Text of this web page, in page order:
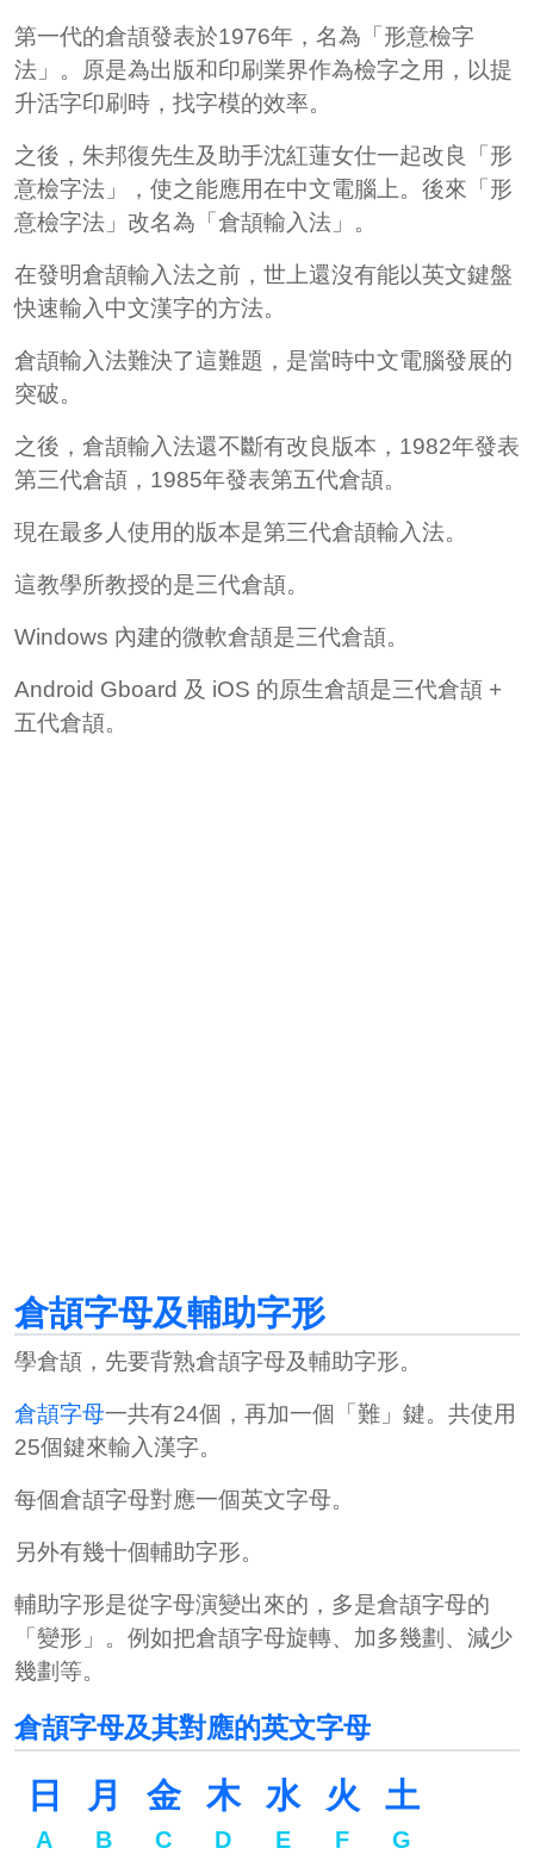
第一代的倉頡發表於1976年，名為「形意檢字
法」。原是為出版和印刷業界作為檢字之用，以提
升活字印刷時，找字模的效率。
之後，朱邦復先生及助手沈紅蓮女仕一起改良「形
意檢字法」，使之能應用在中文電腦上。後來「形
意檢字法」改名為「倉頡輸入法」。
在發明倉頡輸入法之前，世上還沒有能以英文鍵盤
快速輸入中文漢字的方法。
倉頡輸入法難決了這難題，是當時中文電腦發展的
突破。
之後，倉頡輸入法還不斷有改良版本，1982年發表
第三代倉頡，1985年發表第五代倉頡。
現在最多人使用的版本是第三代倉頡輸入法。
這教學所教授的是三代倉頡。
Windows 內建的微軟倉頡是三代倉頡。
Android Gboard 及 iOS 的原生倉頡是三代倉頡 +
五代倉頡。
倉頡字母及輔助字形
學倉頡，先要背熟倉頡字母及輔助字形。
倉頡字母一共有24個，再加一個「難」鍵。共使用
25個鍵來輸入漢字。
每個倉頡字母對應一個英文字母。
另外有幾十個輔助字形。
輔助字形是從字母演變出來的，多是倉頡字母的
「變形」。例如把倉頡字母旋轉、加多幾劃、減少
幾劃等。
倉頡字母及其對應的英文字母
日 月 金 木 水 火 土
A B C D E F G